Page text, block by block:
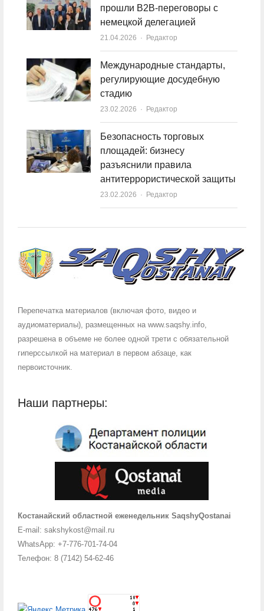
прошли B2B-переговоры с
немецкой делегацией
21.04.2026 Author
Редактор
Международные стандарты,
регулирующие досудебную
стадию
23.02.2026 Author
Редактор
Безопасность торговых
площадей: бизнесу
разъяснили правила
антитеррористической защиты
23.02.2026 Author
Редактор
Перепечатка материалов (включая фото, видео и
аудиоматериалы), размещенных на www.saqshy.info,
разрешена в объеме не более одной трети с обязательной
гиперссылкой на материал в первом абзаце, как
первоисточник.
Наши партнеры:
Костанайский областной еженедельник SaqshyQostanai
E-mail: sakshykost@mail.ru
WhatsApp: +7-776-701-74-04
Телефон: 8 (7142) 54-62-46